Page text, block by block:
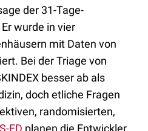
der 31-Tage-
wurde in vier
mit Daten von
Bei der Triage von
besser ab als
doch etliche Fragen
randomisierten,
ED planen die Entwickler,